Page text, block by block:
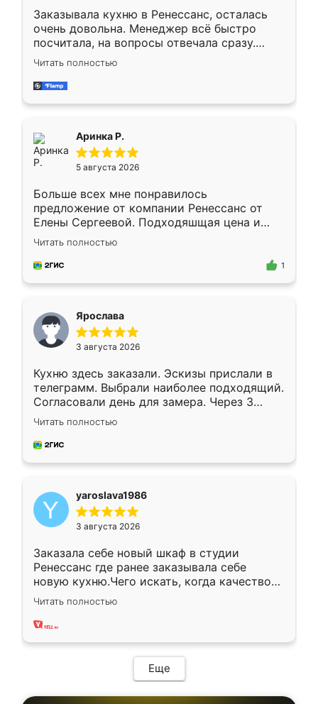
Заказывала кухню в Ренессанс, осталась
очень довольна. Менеджер всё быстро
посчитала, на вопросы отвечала сразу.
Замерщик приехал в субботу, подошёл к
делу со всей ответственностью. Собрали
за день, ребята работали аккуратно, даже
Читать полностью
Аринка Р.
5 августа 2026
Больше всех мне понравилось
предложение от компании Ренессанс от
Елены Сергеевой. Подходяшщая цена и
короткие сроки изготовления. Приехавший
для замера сотрудник Владислав
предложил по моему эскизу самый
Читать полностью
1
Ярослава
3 августа 2026
Кухню здесь заказали. Эскизы прислали в
телеграмм. Выбрали наиболее подходящий.
Согласовали день для замера. Через 3
недели кухня была уже готова. Остались
довольны работой. Спасибо Ренессанс
мебель за качественную работу!
Читать полностью
yaroslava1986
3 августа 2026
Заказала себе новый шкаф в студии
Ренессанс где ранее заказывала себе
новую кухню.Чего искать, когда качеством
вполне довольна. Служит кухня уже почти
два года, нареканий нет.
Читать полностью
Еще